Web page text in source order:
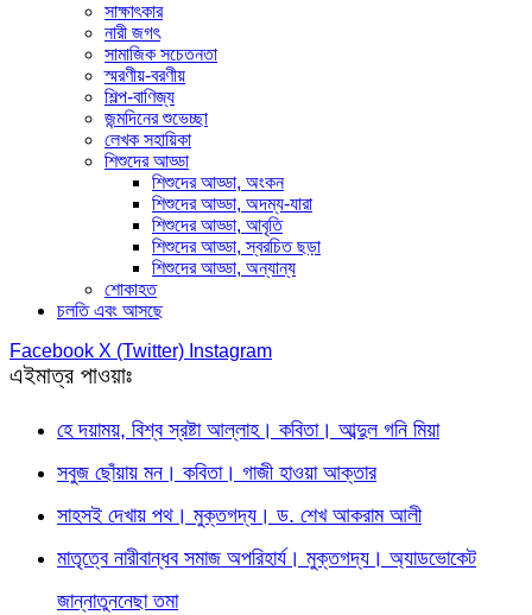
সাক্ষাৎকার
নারী জগৎ
সামাজিক সচেতনতা
স্মরণীয়-বরণীয়
শিল্প-বাণিজ্য
জন্মদিনের শুভেচ্ছা
লেখক সহায়িকা
শিশুদের আড্ডা
শিশুদের আড্ডা, অংকন
শিশুদের আড্ডা, অদম্য-যারা
শিশুদের আড্ডা, আবৃতি
শিশুদের আড্ডা, স্বরচিত ছড়া
শিশুদের আড্ডা, অন্যান্য
শোকাহত
চলতি এবং আসছে
Facebook X (Twitter) Instagram
এইমাত্র পাওয়াঃ
হে দয়াময়, বিশ্ব স্রষ্টা আল্লাহ। কবিতা। আব্দুল গনি মিয়া
সবুজ ছোঁয়ায় মন। কবিতা। গাজী হাওয়া আক্তার
সাহসই দেখায় পথ। মুক্তগদ্য। ড. শেখ আকরাম আলী
মাতৃত্বে নারীবান্ধব সমাজ অপরিহার্য। মুক্তগদ্য। অ্যাডভোকেট
জান্নাতুননেছা তমা